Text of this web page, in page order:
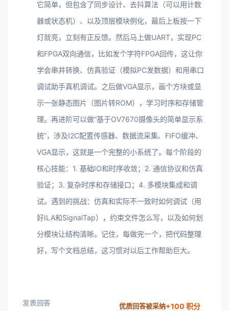
它简单，但包含了同步设计、去抖算法（可以用计数
器或状态机）、以及顶层模块例化，最后上板按一下
灯就亮，立刻有正反馈。然后马上做UART，实现PC
和FPGA双向通信，比如发个字符FPGA回传，这让你
学会串并转换、仿真验证（模拟PC发数据）和用串口
调试助手真机调试。之后做VGA显示，画个方块或显
示一张静态图片（图片转ROM），学习时序和存储管
理。再进阶可以做“基于OV7670摄像头的简单显示系
统”，涉及I2C配置传感器、数据流采集、FIFO缓冲、
VGA显示，这就是一个完整的小系统了。每个阶段的
核心技能：1. 基础IO和时序收敛；2. 通信协议和仿真
验证；3. 复杂时序和存储接口；4. 多模块集成和调
试。遇到的挑战：仿真和实际不一致时如何调试（用
好ILA和SignalTap），约束文件怎么写，以及如何划
分模块让结构清晰。记住，每做完一个，把代码整理
好，写个文档总结，这习惯对以后工作帮助巨大。
发表回答 优质回答被采纳+100 积分